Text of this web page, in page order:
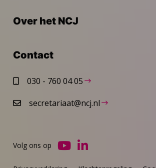
Over het NCJ
Contact
030 - 760 04 05
secretariaat@ncj.nl
Volg ons op
Ga
Ga